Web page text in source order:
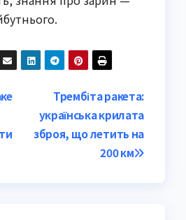
Трембіта ракета:
українська крилата
зброя, що летить на
200 км